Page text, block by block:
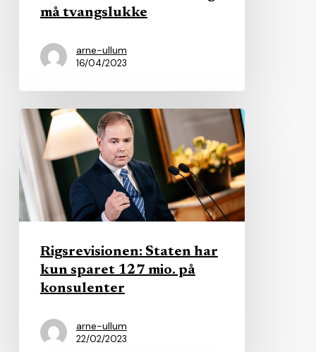
må tvangslukke
arne-ullum
16/04/2023
Rigsrevisionen:
Staten
har
kun
sparet
127
konsulenter
Rigsrevisionen: Staten har
kun sparet 127 mio. på
konsulenter
arne-ullum
22/02/2023